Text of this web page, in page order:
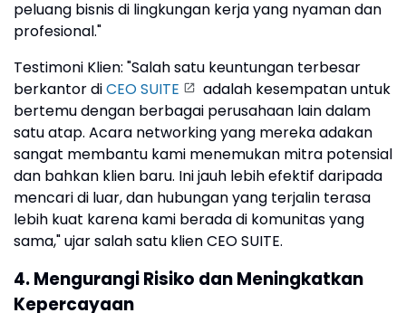
peluang bisnis di lingkungan kerja yang nyaman dan
profesional."
Testimoni Klien: "Salah satu keuntungan terbesar
berkantor diCEO SUITE
adalah kesempatan untuk
bertemu dengan berbagai perusahaan lain dalam
satu atap. Acara networking yang mereka adakan
sangat membantu kami menemukan mitra potensial
dan bahkan klien baru. Ini jauh lebih efektif daripada
mencari di luar, dan hubungan yang terjalin terasa
lebih kuat karena kami berada di komunitas yang
sama," ujar salah satu klien CEO SUITE.
4. Mengurangi Risiko dan Meningkatkan
Kepercayaan